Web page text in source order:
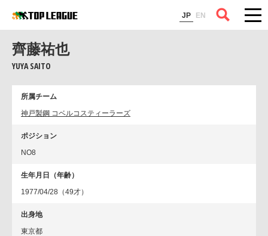
JP EN
コラム
齊藤祐也
YUYA SAITO
所属チーム
神戸製鋼 コベルコスティーラーズ
ポジション
NO8
生年月日（年齢）
1977/04/28（49才）
出身地
東京都